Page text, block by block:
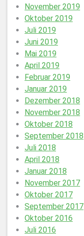
November 2019
Oktober 2019
Juli 2019
Juni 2019
Mai 2019
April 2019
Februar 2019
Januar 2019
Dezember 2018
November 2018
Oktober 2018
September 2018
Juli 2018
April 2018
Januar 2018
November 2017
Oktober 2017
September 2017
Oktober 2016
Juli 2016